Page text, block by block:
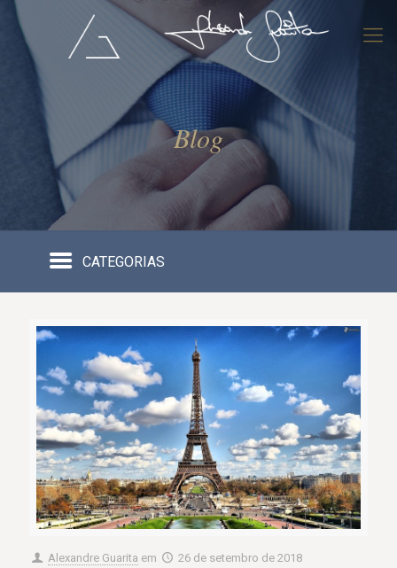
Blog
CATEGORIAS
Alexandre Guarita em 26 de setembro de 2018